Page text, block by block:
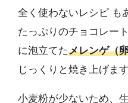
全く使わないレシピ も
たっぷりのチョコレー
に泡立てたメレンゲ（
じっくりと焼き上げます
小麦粉が少ないため、